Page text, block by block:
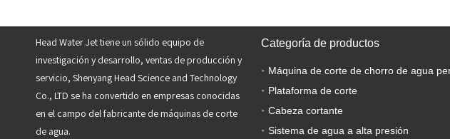
Head Water Jet tiene un sólido equipo de
investigación y desarrollo, ventas de producción y
servicio, Shenyang Head Science and Technology
Co., LTD se ha convertido en empresas conocidas
en el campo del fabricante de máquinas de corte
de agua.
Categoría de productos
Plataforma de corte
Cabeza cortante
Sistema de agua a alta presión